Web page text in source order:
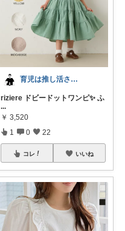
育児は推し活さん(元育農さん)
riziere ドビードットワンピ✨ ふ
...
￥ 3,520
1 0 22
コレ いいね